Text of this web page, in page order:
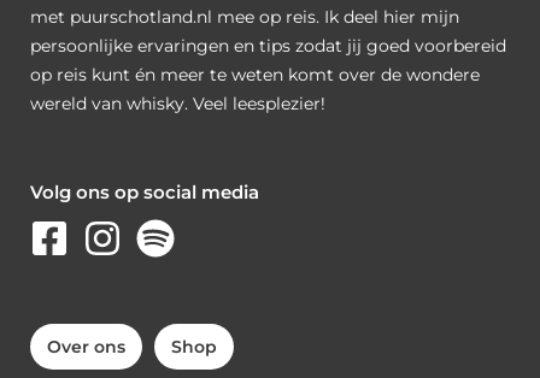
met puurschotland.nl mee op reis. Ik deel hier mijn
persoonlijke ervaringen en tips zodat jij goed voorbereid
op reis kunt én meer te weten komt over de wondere
wereld van whisky. Veel leesplezier!
Volg ons op social media
Over ons Shop